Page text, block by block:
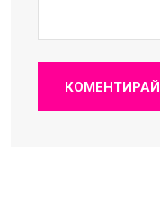
КОМЕНТИРАЙ